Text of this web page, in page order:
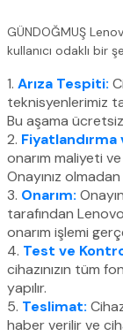
GÜNDOĞMUŞ
kullanıcı odaklı bir
1. Arıza Tespiti:
teknisyenlerimiz
Bu aşama
2. Fiyatlandırma
onarım maliyeti
Onayınız
3. Onarım:
tarafından
onarım işlemi
4. Test ve
cihazınızın tüm
yapılır.
5. Teslimat:
haber verilir ve